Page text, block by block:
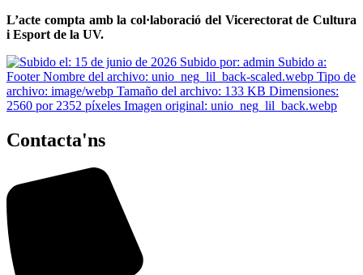
L’acte compta amb la col·laboració del Vicerectorat de Cultura
i Esport de la UV.
Contacta'ns